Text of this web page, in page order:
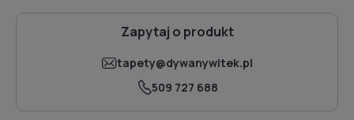
Zapytaj o produkt
tapety@dywanywitek.pl
509 727 688